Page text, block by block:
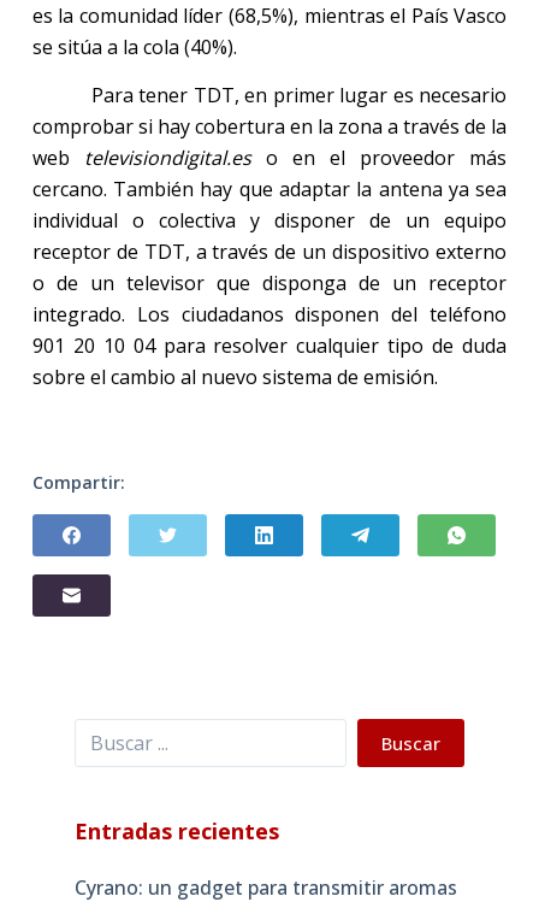
es la comunidad líder (68,5%), mientras el País Vasco
se sitúa a la cola (40%).
Para tener TDT, en primer lugar es necesario
comprobar si hay cobertura en la zona a través de la
web televisiondigital.eso en el proveedor más
cercano. También hay que adaptar la antena ya sea
individual o colectiva y disponer de un equipo
receptor de TDT, a través de un dispositivo externo
o de un televisor que disponga de un receptor
integrado. Los ciudadanos disponen del teléfono
901 20 10 04 para resolver cualquier tipo de duda
sobre el cambio al nuevo sistema de emisión.
Compartir:
Buscar Buscar
Entradas recientes
Cyrano: un gadget para transmitir aromas